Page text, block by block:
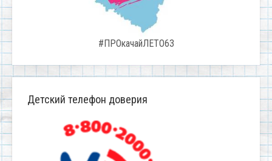
#ПРОкачайЛЕТО63
Детский телефон доверия